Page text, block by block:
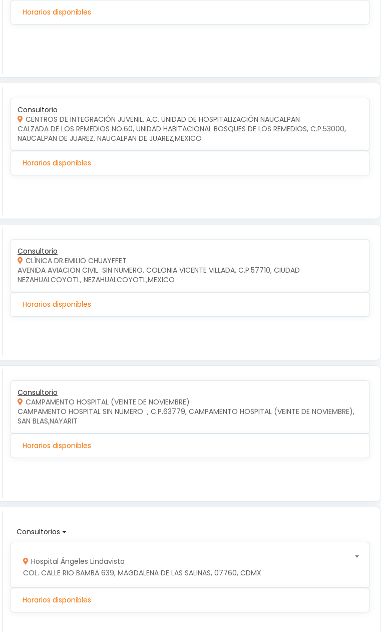
Horarios disponibles
Consultorio
CENTROS DE INTEGRACIÓN JUVENIL, A.C. UNIDAD DE HOSPITALIZACIÓN NAUCALPAN
CALZADA DE LOS REMEDIOS NO.60, UNIDAD HABITACIONAL BOSQUES DE LOS REMEDIOS, C.P.53000,
NAUCALPAN DE JUAREZ, NAUCALPAN DE JUAREZ,MEXICO
Horarios disponibles
Consultorio
CLÍNICA DR.EMILIO CHUAYFFET
AVENIDA AVIACION CIVIL  SIN NUMERO, COLONIA VICENTE VILLADA, C.P.57710, CIUDAD
NEZAHUALCOYOTL, NEZAHUALCOYOTL,MEXICO
Horarios disponibles
Consultorio
CAMPAMENTO HOSPITAL (VEINTE DE NOVIEMBRE)
CAMPAMENTO HOSPITAL SIN NUMERO  , C.P.63779, CAMPAMENTO HOSPITAL (VEINTE DE NOVIEMBRE),
SAN BLAS,NAYARIT
Horarios disponibles
Consultorios
Hospital Ángeles Lindavista
COL. CALLE RIO BAMBA 639, MAGDALENA DE LAS SALINAS, 07760, CDMX
Horarios disponibles